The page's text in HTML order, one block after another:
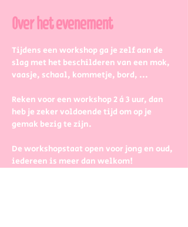
Over het evenement
Tijdens een workshop ga je zelf aan de
slag met het beschilderen van een mok,
vaasje, schaal, kommetje, bord, ...
Reken voor een workshop 2 à 3 uur, dan
heb je zeker voldoende tijd om op je
gemak bezig te zijn.
De workshopstaat open voor jong en oud,
iedereen is meer dan welkom!